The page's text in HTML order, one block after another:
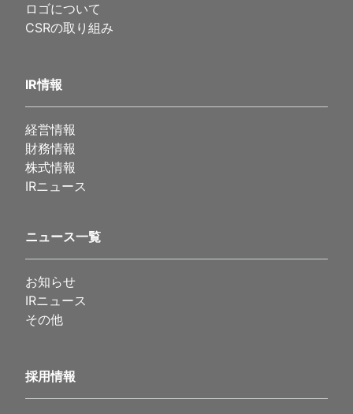
ロゴについて
CSRの取り組み
IR情報
経営情報
財務情報
株式情報
IRニュース
ニュース一覧
お知らせ
IRニュース
その他
採用情報